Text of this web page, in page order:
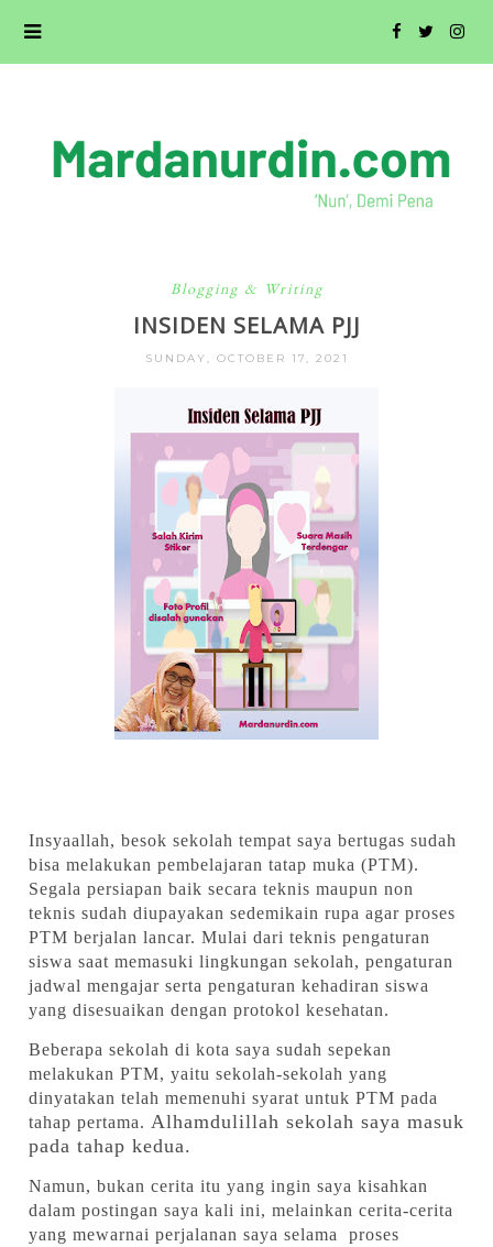
Blogging & Writing
INSIDEN SELAMA PJJ
SUNDAY, OCTOBER 17, 2021
Insyaallah, besok sekolah tempat saya bertugas sudah
bisa melakukan pembelajaran tatap muka (PTM).
Segala persiapan baik secara teknis maupun non
teknis sudah diupayakan sedemikain rupa agar proses
PTM berjalan lancar. Mulai dari teknis pengaturan
siswa saat memasuki lingkungan sekolah, pengaturan
jadwal mengajar serta pengaturan kehadiran siswa
yang disesuaikan dengan protokol kesehatan.
Beberapa sekolah di kota saya sudah sepekan
melakukan PTM, yaitu sekolah-sekolah yang
dinyatakan telah memenuhi syarat untuk PTM pada
tahap pertama. Alhamdulillah sekolah saya masuk
pada tahap kedua.
Namun, bukan cerita itu yang ingin saya kisahkan
dalam postingan saya kali ini, melainkan cerita-cerita
yang mewarnai perjalanan saya selama proses